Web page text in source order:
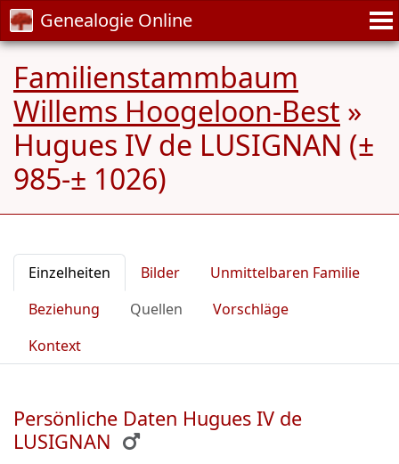
Genealogie Online
Familienstammbaum
Willems Hoogeloon-Best »
Hugues IV de LUSIGNAN (±
985-± 1026)
Einzelheiten Bilder
Unmittelbaren Familie
Beziehung
Quellen
Vorschläge
Kontext
Persönliche Daten Hugues IV de
LUSIGNAN